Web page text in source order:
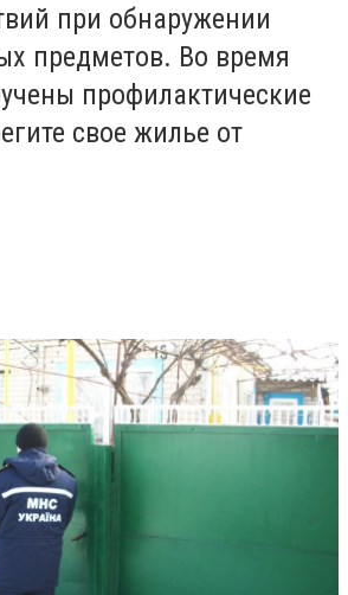
при обнаружении
предметов. Во время
профилактические
свое жилье от